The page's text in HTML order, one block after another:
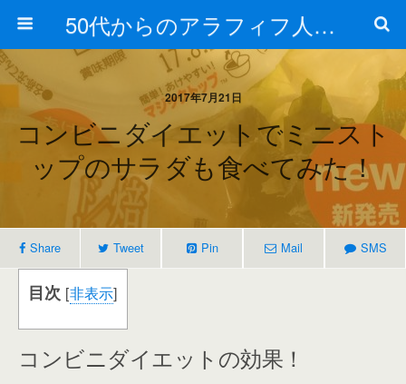
50代からのアラフィフ人生の楽しみ方
2017年7月21日
コンビニダイエットでミニスト
ップのサラダも食べてみた！
Share Tweet Pin Mail SMS
目次 [非表示]
コンビニダイエットの効果！